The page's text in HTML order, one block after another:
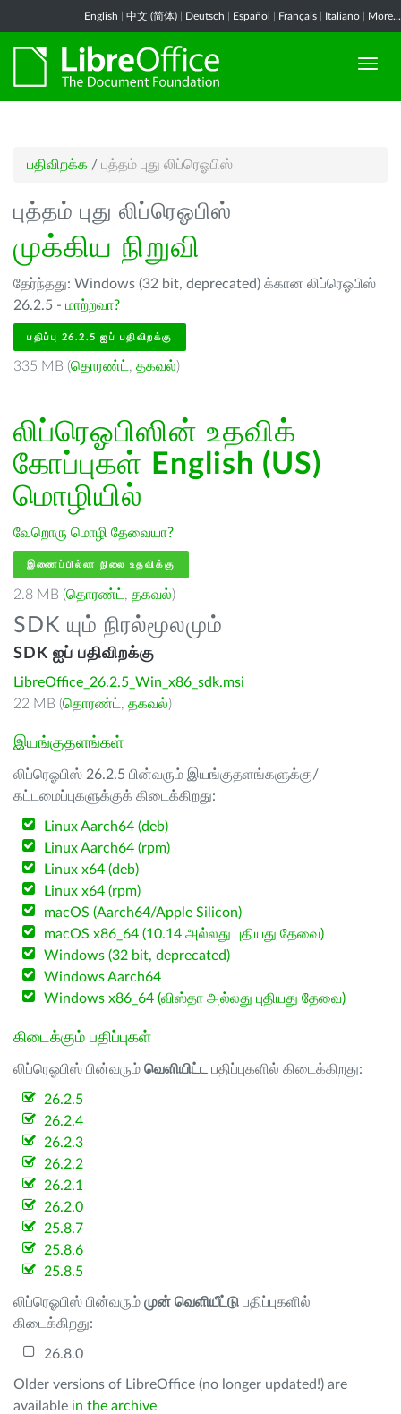
English 中文 (简体) Deutsch Español Français Italiano More...
பதிவிறக்க / புத்தம் புது லிப்ரெஓபிஸ்
புத்தம் புது லிப்ரெஓபிஸ்
முக்கிய நிறுவி
தேர்ந்தது: Windows (32 bit, deprecated) க்கான லிப்ரெஓபிஸ்
26.2.5 - மாற்றவா?
பதிப்பு 26.2.5 ஐப் பதிவிறக்கு
335 MB (தொரண்ட் , தகவல்)
லிப்ரெஓபிஸின் உதவிக்
கோப்புகள் English (US)
மொழியில்
வேறொரு மொழி தேவையா?
இணைப்பில்லா நிலை உதவிக்கு
2.8 MB (தொரண்ட் , தகவல்)
SDK யும் நிரல்மூலமும்
SDK ஐப் பதிவிறக்கு
LibreOffice_26.2.5_Win_x86_sdk.msi
22 MB (தொரண்ட் , தகவல்)
இயங்குதளங்கள்
லிப்ரெஓபிஸ் 26.2.5 பின்வரும் இயங்குதளங்களுக்கு/
கட்டமைப்புகளுக்குக் கிடைக்கிறது:
Linux Aarch64 (deb)
Linux Aarch64 (rpm)
Linux x64 (deb)
Linux x64 (rpm)
macOS (Aarch64/Apple Silicon)
macOS x86_64 (10.14 அல்லது புதியது தேவை)
Windows (32 bit, deprecated)
Windows Aarch64
Windows x86_64 (விஸ்தா அல்லது புதியது தேவை)
கிடைக்கும் பதிப்புகள்
லிப்ரெஓபிஸ் பின்வரும் வெளியிட்ட பதிப்புகளில் கிடைக்கிறது:
26.2.5
26.2.4
26.2.3
26.2.2
26.2.1
26.2.0
25.8.7
25.8.6
25.8.5
லிப்ரெஓபிஸ் பின்வரும் முன் வெளியீட்டு பதிப்புகளில்
கிடைக்கிறது:
26.8.0
Older versions of LibreOffice (no longer updated!) are
available in the archive